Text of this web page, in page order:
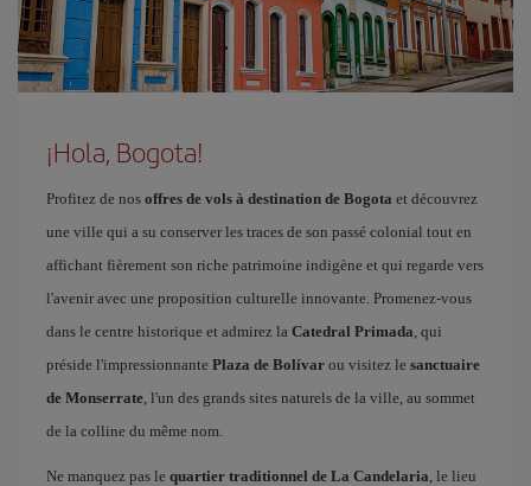
¡Hola, Bogota!
Profitez de nos offres de vols à destination de Bogota et découvrez
une ville qui a su conserver les traces de son passé colonial tout en
affichant fièrement son riche patrimoine indigène et qui regarde vers
l'avenir avec une proposition culturelle innovante. Promenez-vous
dans le centre historique et admirez la Catedral Primada, qui
préside l'impressionnante Plaza de Bolívar ou visitez le sanctuaire
de Monserrate, l'un des grands sites naturels de la ville, au sommet
de la colline du même nom.
Ne manquez pas le quartier traditionnel de La Candelaria, le lieu